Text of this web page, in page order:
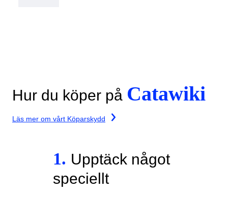
Hur du köper på Catawiki
Läs mer om vårt Köparskydd
1. Upptäck något
speciellt